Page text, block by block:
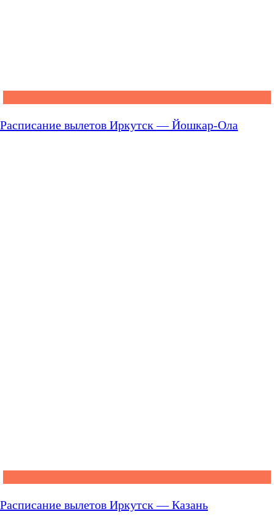
Расписание вылетов Иркутск — Йошкар-Ола
Расписание вылетов Иркутск — Казань